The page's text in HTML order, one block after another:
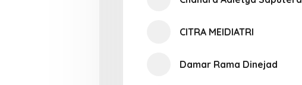
CITRA MEIDIATRI
Damar Rama Dinejad